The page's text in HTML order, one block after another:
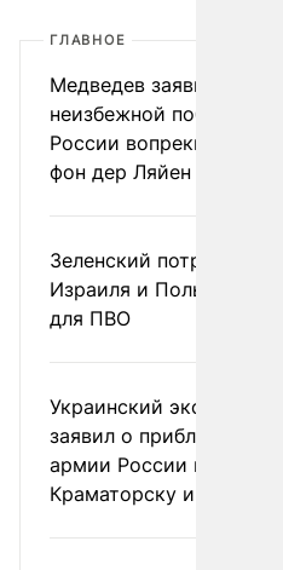
ГЛАВНОЕ
Медведев заявил о
неизбежной победе
России вопреки словам
фон дер Ляйен
Зеленский потребовал
Израиля и Польши
для ПВО
Украинский эксперт
заявил о приближении
армии России к
Краматорску и